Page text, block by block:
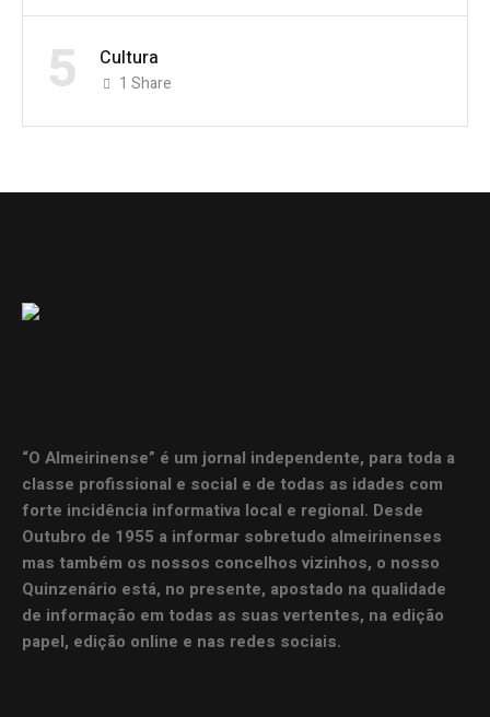
5 Cultura
1 Share
“O Almeirinense” é um jornal independente, para toda a
classe profissional e social e de todas as idades com
forte incidência informativa local e regional. Desde
Outubro de 1955 a informar sobretudo almeirinenses
mas também os nossos concelhos vizinhos, o nosso
Quinzenário está, no presente, apostado na qualidade
de informação em todas as suas vertentes, na edição
papel, edição online e nas redes sociais.